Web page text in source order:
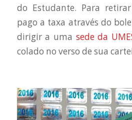
do Estudante. Para
pago a taxa através do
dirigir a uma sede da
colado no verso de sua